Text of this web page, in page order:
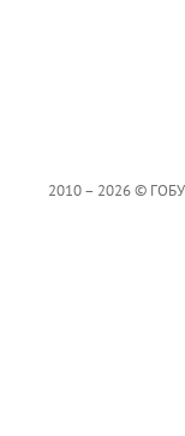
2010 – 2026 ©